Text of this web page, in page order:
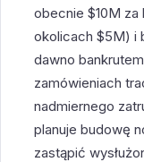
obecnie $10M za
okolicach $5M) i
dawno
zamówieniach
nadmiernego
planuje budowę
zastąpić